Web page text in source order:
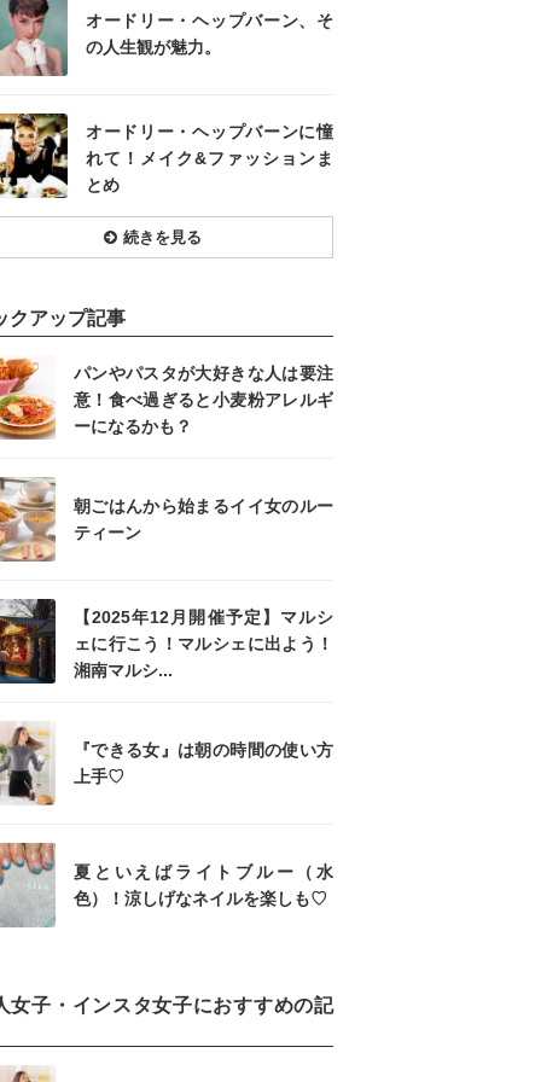
オードリー・ヘップバーン、そ
の人生観が魅力。
オードリー・ヘップバーンに憧
れて！メイク&ファッションま
とめ
続きを見る
クアップ記事
パンやパスタが大好きな人は要注
意！食べ過ぎると小麦粉アレルギ
ーになるかも？
朝ごはんから始まるイイ女のルー
ティーン
【2025年12月開催予定】マルシ
ェに行こう！マルシェに出よう！
湘南マルシ...
『できる女』は朝の時間の使い方
上手♡
夏といえばライトブルー（水
色）！涼しげなネイルを楽しも♡
女子・インスタ女子におすすめの記